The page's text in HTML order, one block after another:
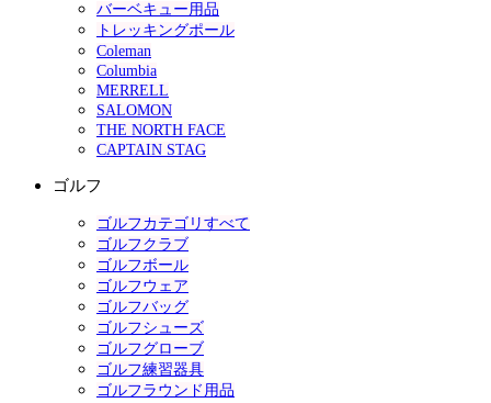
バーベキュー用品
トレッキングポール
Coleman
Columbia
MERRELL
SALOMON
THE NORTH FACE
CAPTAIN STAG
ゴルフ
ゴルフカテゴリすべて
ゴルフクラブ
ゴルフボール
ゴルフウェア
ゴルフバッグ
ゴルフシューズ
ゴルフグローブ
ゴルフ練習器具
ゴルフラウンド用品